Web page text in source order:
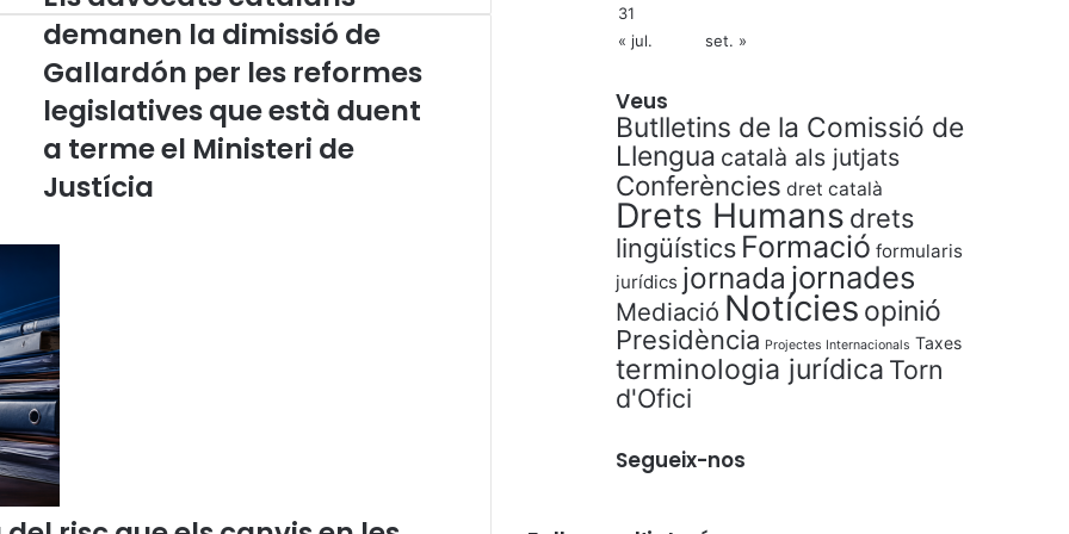
l
s
a
o
c
a
t
a
l
a
n
s
d
e
demanen la dimissió de
Gallardón per les reformes
legislatives que està duent
a terme el Ministeri de
Justícia
31
« jul.
set. »
Veus
Butlletins de la Comissió de
Llengua català als jutjats
Conferències dret català
Drets Humans drets
lingüístics Formació formularis
jurídics jornada jornades
Mediació Notícies opinió
Presidència Projectes Internacionals Taxes
terminologia jurídica Torn
d'Ofici
Segueix-nos